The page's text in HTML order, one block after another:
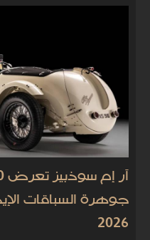
جوهرة السباقات
2026